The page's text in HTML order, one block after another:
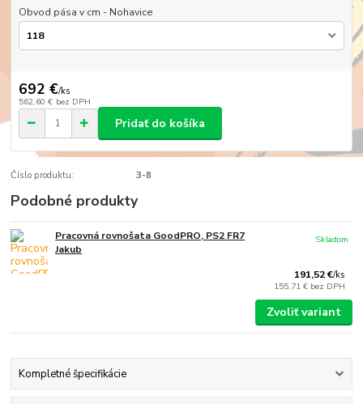
Obvod pása v cm - Nohavice
692 €/ks
562,60 € bez DPH
Pridať do košíka
Číslo produktu: 3-8
Podobné produkty
Pracovná rovnošata GoodPRO, PS2 FR7
Jakub
191,52 €/ks
155,71 € bez DPH
Skladom
Zvoliť variant
Kompletné špecifikácie